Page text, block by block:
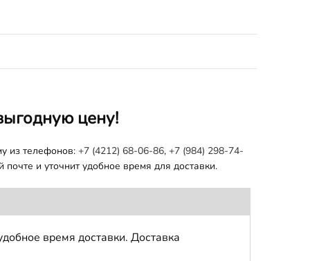
цену!
из телефонов: +7 (4212) 68-06-86, +7 (984) 298-74-
и уточнит удобное время для доставки.
время доставки. Доставка